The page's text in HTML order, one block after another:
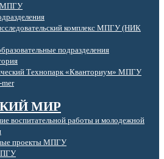
МПГУ
комплекс МПГУ (НИК
подразделения
Технопарк «Кванториум» МПГУ
МИР
воспитательной работы и молодежной
проекты МПГУ